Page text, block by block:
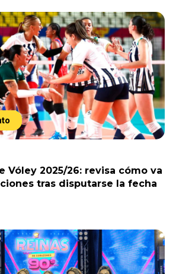
Vóley 2025/26: revisa cómo va
tras disputarse la fecha